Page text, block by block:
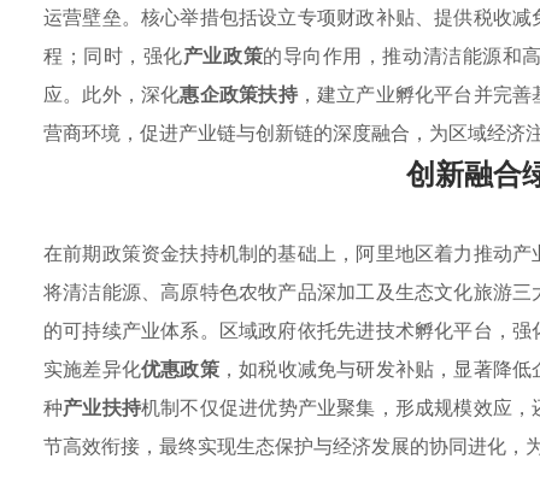
运营壁垒。核心举措包括设立专项财政补贴、提供税收减
程；同时，强化产业政策的导向作用，推动清洁能源和
应。此外，深化惠企政策扶持，建立产业孵化平台并完
营商环境，促进产业链与创新链的深度融合，为区域经济
创新融合
在前期政策资金扶持机制的基础上，阿里地区着力推动
将清洁能源、高原特色农牧产品深加工及生态文化旅游
的可持续产业体系。区域政府依托先进技术孵化平台，
实施差异化优惠政策，如税收减免与研发补贴，显著降
种产业扶持机制不仅促进优势产业聚集，形成规模效应
节高效衔接，最终实现生态保护与经济发展的协同进化，